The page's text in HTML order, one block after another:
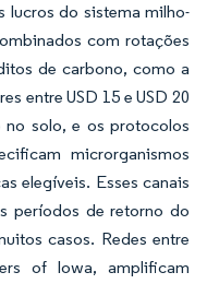
lucros do sistema milho-
com rotações
de carbono, como a
entre USD 15 e USD 20
solo, e os protocolos
microrganismos
elegíveis. Esses canais
períodos de retorno do
casos. Redes entre
of Iowa, amplificam